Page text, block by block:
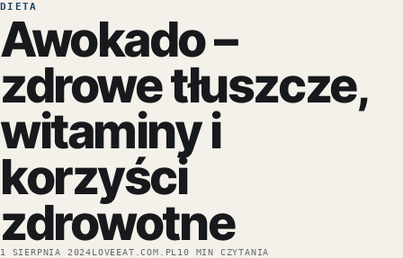
DIETA
Awokado –
zdrowe tłuszcze,
witaminy i
korzyści
zdrowotne
1 SIERPNIA 2024LOVEEAT.COM.PL 10 MIN CZYTANIA